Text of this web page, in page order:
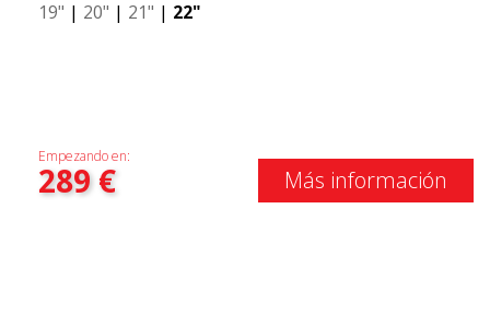
19" | 20" | 21" | 22"
Empezando en:
289€ Más información